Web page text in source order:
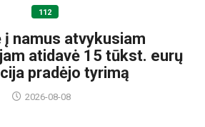
112
į namus atvykusiam
atidavė 15 tūkst. eurų
pradėjo tyrimą
2026-08-08